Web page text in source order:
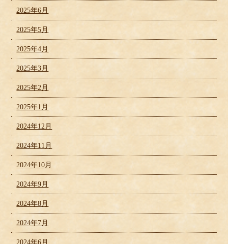
2025年6月
2025年5月
2025年4月
2025年3月
2025年2月
2025年1月
2024年12月
2024年11月
2024年10月
2024年9月
2024年8月
2024年7月
2024年6月